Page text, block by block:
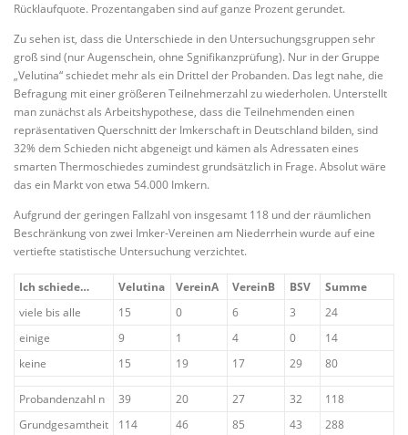
Rücklaufquote. Prozentangaben sind auf ganze Prozent gerundet.
Zu sehen ist, dass die Unterschiede in den Untersuchungsgruppen sehr
groß sind (nur Augenschein, ohne Sgnifikanzprüfung). Nur in der Gruppe
„Velutina“ schiedet mehr als ein Drittel der Probanden. Das legt nahe, die
Befragung mit einer größeren Teilnehmerzahl zu wiederholen. Unterstellt
man zunächst als Arbeitshypothese, dass die Teilnehmenden einen
repräsentativen Querschnitt der Imkerschaft in Deutschland bilden, sind
32% dem Schieden nicht abgeneigt und kämen als Adressaten eines
smarten Thermoschiedes zumindest grundsätzlich in Frage. Absolut wäre
das ein Markt von etwa 54.000 Imkern.
Aufgrund der geringen Fallzahl von insgesamt 118 und der räumlichen
Beschränkung von zwei Imker-Vereinen am Niederrhein wurde auf eine
vertiefte statistische Untersuchung verzichtet.
Ich schiede… Velutina VereinA VereinB BSV
Summe
viele bis alle
15 0 6 3
24
einige
9 1 4 0
14
keine
15 19 17 29 80
Probandenzahl n 39 20 27 32
118
Grundgesamtheit
114 46 85 43
288